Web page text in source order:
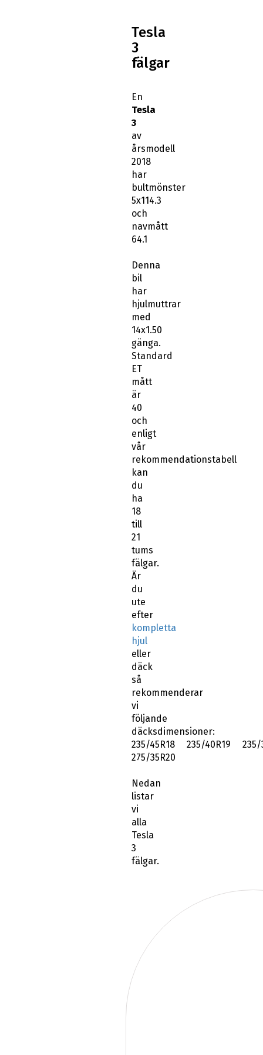
Tesla
3
fälgar
En
Tesla
3
av
årsmodell
2018
har
bultmönster
5x114.3
och
navmått
64.1
Denna
bil
har
hjulmuttrar
med
14x1.50
gänga.
Standard
ET
mått
är
40
och
enligt
vår
rekommendationstabell
kan
du
ha
18
till
21
tums
fälgar.
Är
du
ute
efter
kompletta
hjul
eller
däck
så
rekommenderar
vi
följande
däcksdimensioner:
235/45R18 235/40R19 235/
275/35R20
Nedan
listar
vi
alla
Tesla
3
fälgar.